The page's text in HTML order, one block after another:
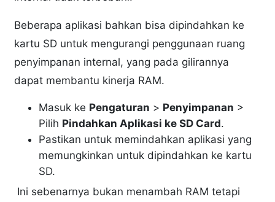
Beberapa aplikasi bahkan bisa dipindahkan ke
kartu SD untuk mengurangi penggunaan ruang
penyimpanan internal, yang pada gilirannya
dapat membantu kinerja RAM.
Masuk ke Pengaturan > Penyimpanan >
Pilih Pindahkan Aplikasi ke SD Card.
Pastikan untuk memindahkan aplikasi yang
memungkinkan untuk dipindahkan ke kartu
SD.
Ini sebenarnya bukan menambah RAM tetapi